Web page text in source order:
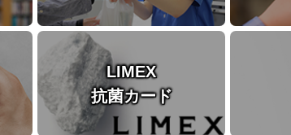
LIMEX
抗菌カード